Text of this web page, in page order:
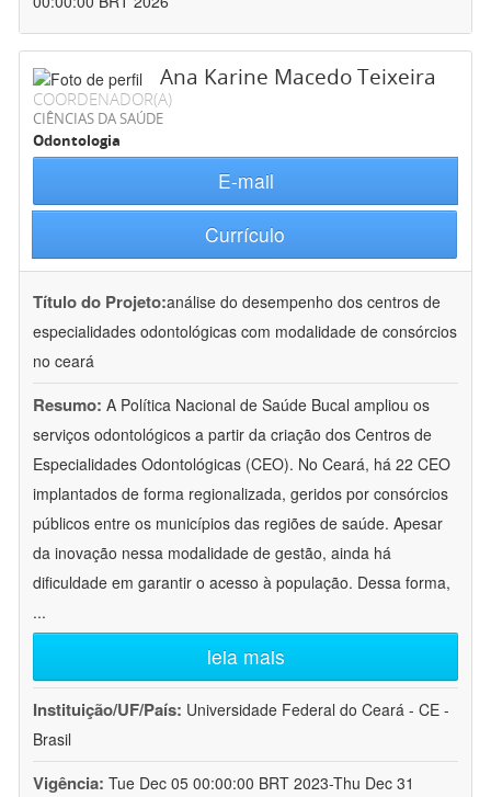
Ana Karine Macedo Teixeira
COORDENADOR(A)
CIÊNCIAS DA SAÚDE
Odontologia
E-mail
Currículo
Título do Projeto:análise do desempenho dos centros de
especialidades odontológicas com modalidade de consórcios
no ceará
Resumo: A Política Nacional de Saúde Bucal ampliou os
serviços odontológicos a partir da criação dos Centros de
Especialidades Odontológicas (CEO). No Ceará, há 22 CEO
implantados de forma regionalizada, geridos por consórcios
públicos entre os municípios das regiões de saúde. Apesar
da inovação nessa modalidade de gestão, ainda há
dificuldade em garantir o acesso à população. Dessa forma,
...
leia mais
Instituição/UF/País: Universidade Federal do Ceará - CE -
Brasil
Vigência: Tue Dec 05 00:00:00 BRT 2023-Thu Dec 31